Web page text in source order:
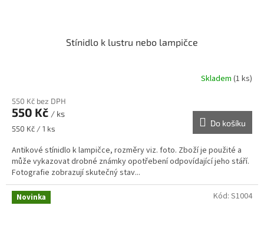
Stínidlo k lustru nebo lampičce
Skladem (1 ks)
550 Kč bez DPH
550 Kč / ks
Měrná
550 Kč / 1 ks
Do košíku
Antikové stínidlo k lampičce, rozměry viz. foto. Zboží je použité a
může vykazovat drobné známky opotřebení odpovídající jeho stáří.
Fotografie zobrazují skutečný stav...
Novinka Kód: S1004